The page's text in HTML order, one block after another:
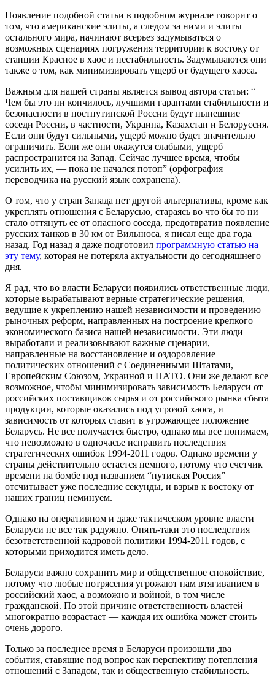
Появление подобной статьи в подобном журнале говорит о
том, что американские элиты, а следом за ними и элиты
остального мира, начинают всерьез задумываться о
возможных сценариях погружения территории к востоку от
станции Красное в хаос и нестабильность. Задумываются они
также о том, как минимизировать ущерб от будущего хаоса.
Важным для нашей страны является вывод автора статьи: “
Чем бы это ни кончилось, лучшими гарантами стабильности и
безопасности в постпутинской России будут нынешние
соседи России, в частности, Украина, Казахстан и Белоруссия.
Если они будут сильными, ущерб можно будет значительно
ограничить. Если же они окажутся слабыми, ущерб
распространится на Запад. Сейчас лучшее время, чтобы
усилить их, — пока не начался потоп” (орфография
переводчика на русский язык сохранена).
О том, что у стран Запада нет другой альтернативы, кроме как
укреплять отношения с Беларусью, стараясь во что бы то ни
стало оттянуть ее от опасного соседа, предотвратив появление
русских танков в 30 км от Вильнюса, я писал еще два года
назад. Год назад я даже подготовил программную статью на
эту тему, которая не потеряла актуальности до сегодняшнего
дня.
Я рад, что во власти Беларуси появились ответственные люди,
которые вырабатывают верные стратегические решения,
ведущие к укреплению нашей независимости и проведению
рыночных реформ, направленных на построение крепкого
экономического базиса нашей независимости. Эти люди
выработали и реализовывают важные сценарии,
направленные на восстановление и оздоровление
политических отношений с Соединенными Штатами,
Европейским Союзом, Украиной и НАТО. Они же делают все
возможное, чтобы минимизировать зависимость Беларуси от
российских поставщиков сырья и от российского рынка сбыта
продукции, которые оказались под угрозой хаоса, и
зависимость от которых ставит в угрожающее положение
Беларусь. Не все получается быстро, однако мы все понимаем,
что невозможно в одночасье исправить последствия
стратегических ошибок 1994-2011 годов. Однако времени у
страны действительно остается немного, потому что счетчик
времени на бомбе под названием “путиская Россия”
отсчитывает уже последние секунды, и взрыв к востоку от
наших границ неминуем.
Однако на оперативном и даже тактическом уровне власти
Беларуси не все так радужно. Опять-таки это последствия
безответственной кадровой политики 1994-2011 годов, с
которыми приходится иметь дело.
Беларуси важно сохранить мир и общественное спокойствие,
потому что любые потрясения угрожают нам втягиванием в
российский хаос, а возможно и войной, в том числе
гражданской. По этой причине ответственность властей
многократно возрастает — каждая их ошибка может стоить
очень дорого.
Только за последнее время в Беларуси произошли два
события, ставящие под вопрос как перспективу потепления
отношений с Западом, так и общественную стабильность.